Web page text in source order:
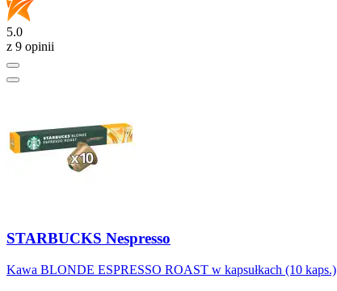
5.0
z 9 opinii
STARBUCKS Nespresso
Kawa BLONDE ESPRESSO ROAST w kapsułkach (10 kaps.)